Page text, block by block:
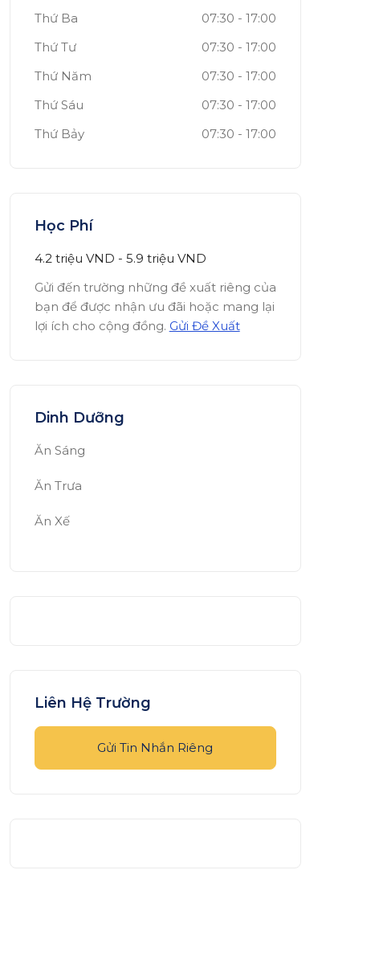
Thứ Ba
07:30 - 17:00
Thứ Tư
07:30 - 17:00
Thứ Năm
07:30 - 17:00
Thứ Sáu
07:30 - 17:00
Thứ Bảy
07:30 - 17:00
Học Phí
4.2 triệu VND - 5.9 triệu VND
Gửi đến trường những đề xuất riêng của
bạn để được nhận ưu đãi hoặc mang lại
lợi ích cho cộng đồng. Gửi Đề Xuất
Dinh Dưỡng
Ăn Sáng
Ăn Trưa
Ăn Xế
Liên Hệ Trường
Gửi Tin Nhắn Riêng